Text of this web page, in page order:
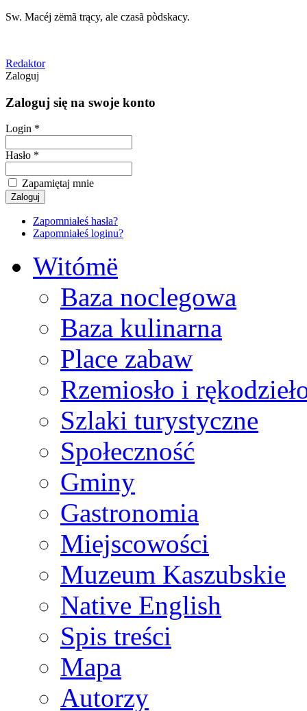
Sw. Macéj zëmã trący, ale czasã pòdskacy.
Redaktor
Zaloguj
Zaloguj się na swoje konto
Login *
Hasło *
Zapamiętaj mnie
Zapomniałeś hasła?
Zapomniałeś loginu?
Witómë
Baza noclegowa
Baza kulinarna
Place zabaw
Rzemiosło i
Szlaki turystyczne
Społeczność
Gminy
Gastronomia
Miejscowości
Muzeum Kaszubskie
Native English
Spis treści
Mapa
Autorzy